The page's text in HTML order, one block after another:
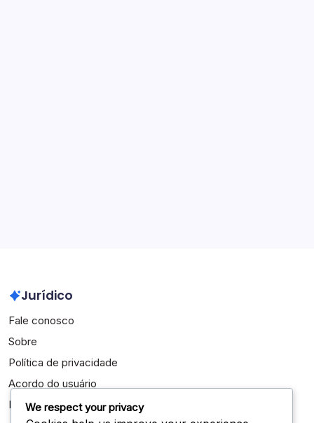
Jurídico
Fale conosco
Sobre
Política de privacidade
Acordo do usuário
Política de cookies
We respect your privacy